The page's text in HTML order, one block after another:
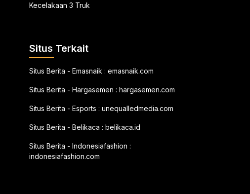
Kecelakaan 3 Truk
Situs Terkait
Situs Berita - Emasnaik : emasnaik.com
Situs Berita - Hargasemen : hargasemen.com
Situs Berita - Esports : unequalledmedia.com
Situs Berita - Belikaca : belikaca.id
Situs Berita - Indonesiafashion :
indonesiafashion.com